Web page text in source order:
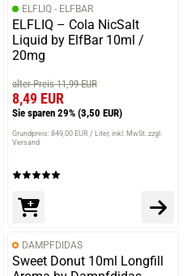
ELFLIQ - ELFBAR
ELFLIQ – Cola NicSalt
Liquid by ElfBar 10ml /
20mg
alter Preis 11,99 EUR
8,49 EUR
Sie sparen 29% (3,50 EUR)
Grundpreis: 849,00 EUR / Liter inkl. MwSt. zzgl.
Versand
DAMPFDIDAS
Sweet Donut 10ml Longfill